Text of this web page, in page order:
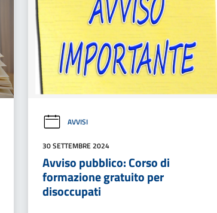
AVVISI
30 SETTEMBRE 2024
Avviso pubblico: Corso di
formazione gratuito per
disoccupati